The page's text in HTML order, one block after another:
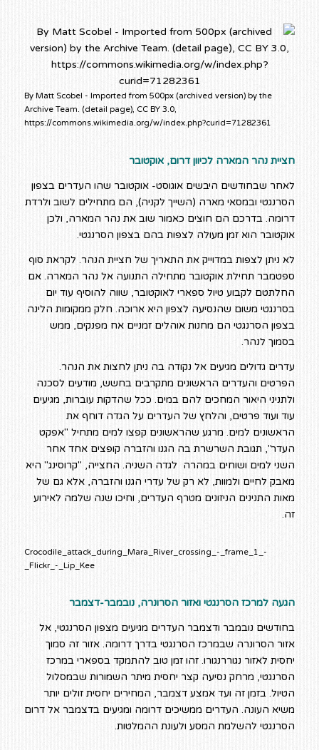
By Matt Scobel - Imported from 500px (archived version) by the
Archive Team. (detail page), CC BY 3.0,
https://commons.wikimedia.org/w/index.php?curid=71282361
חציית נהר המארה לכיוון דרום, אוקטובר
לאחר שבחודשים היבשים אוגוסט- אוקטובר שהו העדרים בצפון
הסרנגטי ובמסאי מארה (השייך לקניה), הם מתחילים לשוב ולרדת
דרומה. בדרכם הם חוצים כאמור שוב את נהר המארה, ולכן
אוקטובר הוא זמן מעולה לצפות בהם בצפון הסרנגטי.
לא ניתן לצפות במדוייק את התאריך של חציית הנהר. לקראת סוף
ספטמבר תחילת אוקטובר מתחילה התנועה אל נהר המארה. אם
החלתטם לקבוע טיול ספארי לאוקטובר, שווה להוסיף עוד יום
בסרנגטי משום שהנסיעה לצפון היא ארוכה. חלק ממקומות הלינה
בצפון הסרנגטי הם מחנות אוהלים זמניים אח מפנקים, ממש
בסמוך לנהר.
עדרים גדולים מגיעים אל נקודה בה ניתן לחצות את הנהר.
הפרטים והעדרים הראשונים מתקרבים בחשש, מודעים לסכנה
ולתניני היאור המחכים להם במים. ככל שהדקות עוברות, מגיעים
עוד ועוד פרטים, והלחץ של העדרים על הגדה דוחף את
הראשונים למים. מרגע שהראשונים קפצו למים מתחיל "אפקט
העדר", תגובת השרשרת בה הגנו והזברה קופצים אחד אחר
השני למים ושוחים במהרה לגדה השניה. החצייה, "קרוסינג" היא
מאבק לחיים ולמוות, לא רק של עדרי הגנו והזברה, אלא גם של
מאות התנינים הניזונים מטרף העדרים, וחיכו שנה שלמה לאירוע
זה.
Crocodile_attack_during_Mara_River_crossing_-_frame_1_-
_Flickr_-_Lip_Kee
הגעה למרכז הסרנגטי ואזור הסרונרה, נובמבר-דצמבר
בחודשים נובמבר ודצמבר העדרים מגיעים מצפון הסרנגטי, אל
אזור הסרונרה שבמרכז הסרנגטי בדרך דרומה. אזור זה סמוך
יחסית לאזור נגוררנגורו. זהו זמן טוב להתמקד בספארי במרכז
הסרנגטי, מרחק נסיעה קצר יחסית מיתר השמורות שבמסלול
הטיול. בזמן זה ועד אמצע דצמבר, המחירים יחסית זולים יותר
משיא העונה. העדרים ממשיכים דרומה ומגיעים בדצמבר אל דרום
הסרנגטי להשלמת המסע ולעונת ההמלטות.